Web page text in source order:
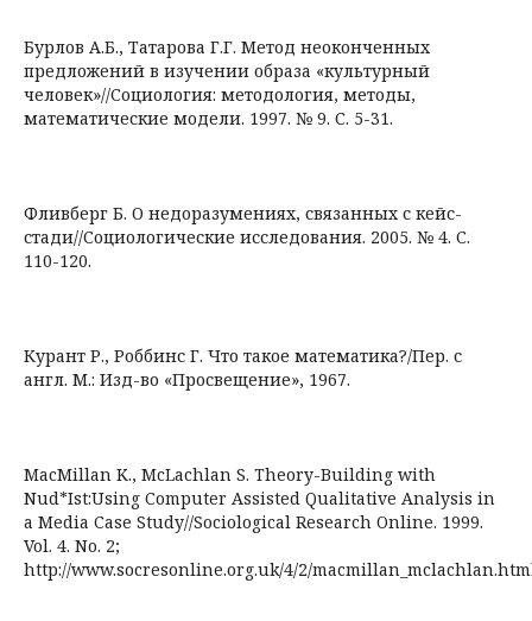
Бурлов А.Б., Татарова Г.Г. Метод неоконченных
предложений в изучении образа «культурный
человек»//Социология: методология, методы,
математические модели. 1997. № 9. С. 5-31.
Фливберг Б. О недоразумениях, связанных с кейс-
стади//Социологические исследования. 2005. № 4. С.
110-120.
Курант Р., Роббинс Г. Что такое математика?/Пер. с
англ. М.: Изд-во «Просвещение», 1967.
MacMillan K., McLachlan S. Theory-Building with
Nud*Ist:Using Computer Assisted Qualitative Analysis in
a Media Case Study//Sociological Research Online. 1999.
Vol. 4. No. 2;
http://www.socresonline.org.uk/4/2/